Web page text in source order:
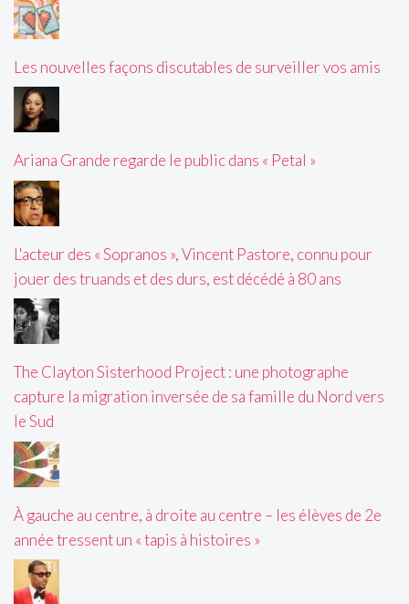
Les nouvelles façons discutables de surveiller vos amis
Ariana Grande regarde le public dans « Petal »
L'acteur des « Sopranos », Vincent Pastore, connu pour
jouer des truands et des durs, est décédé à 80 ans
The Clayton Sisterhood Project : une photographe
capture la migration inversée de sa famille du Nord vers
le Sud
À gauche au centre, à droite au centre – les élèves de 2e
année tressent un « tapis à histoires »